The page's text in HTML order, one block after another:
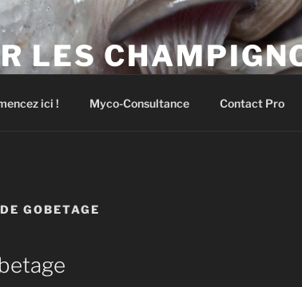
LES
ici ! Myco-Consultance Contact Pro
GOBETAGE